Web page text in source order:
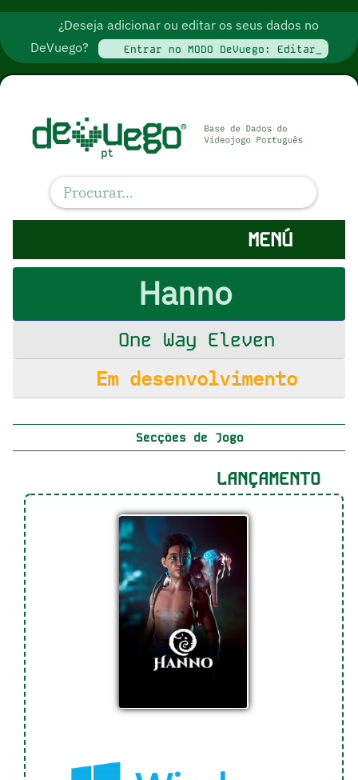
¿Deseja adicionar ou editar os seus dados no
DeVuego?
Entrar no MODO DeVuego: Editar_
MENÚ
Hanno
One Way Eleven
Em desenvolvimento
Secções de Jogo
LANÇAMENTO